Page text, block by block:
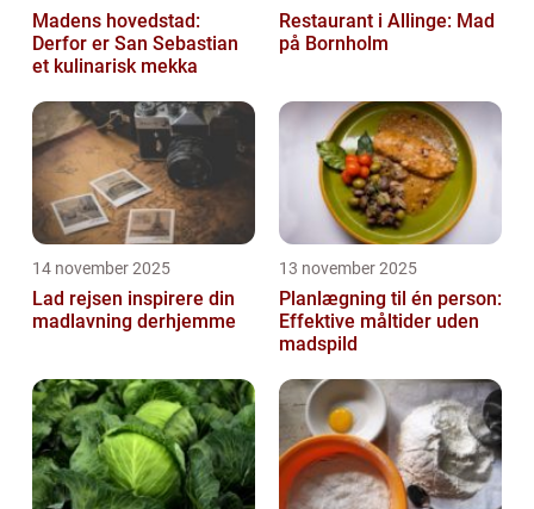
Madens hovedstad:
Derfor er San Sebastian
et kulinarisk mekka
Restaurant i Allinge: Mad
på Bornholm
14 november 2025
Lad rejsen inspirere din
madlavning derhjemme
13 november 2025
Planlægning til én person:
Effektive måltider uden
madspild